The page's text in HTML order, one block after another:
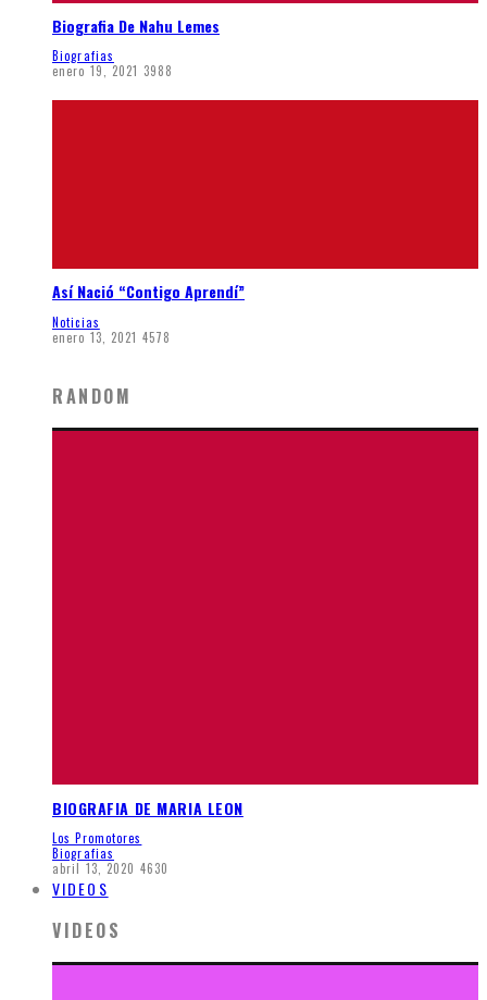
Biografia De Nahu Lemes
Biografias
enero 19, 2021 3988
Así Nació “Contigo Aprendí”
Noticias
enero 13, 2021 4578
RANDOM
BIOGRAFIA DE MARIA LEON
Los Promotores
Biografias
abril 13, 2020 4630
VIDEOS
VIDEOS